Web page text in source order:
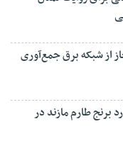
از شبکه برق جمع‌آوری
برنج طارم مازند در